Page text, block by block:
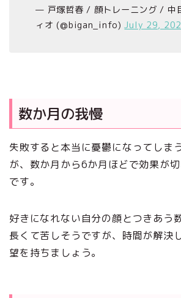
— 戸塚哲春 / 顔トレーニング / 中
ィオ (@bigan_info)July 29,
数か月の我慢
失敗すると本当に憂鬱になってしま
が、数か月から6か月ほどで効果が
です。
好きになれない自分の顔とつきあう
長くて苦しそうですが、時間が解決
望を持ちましょう。